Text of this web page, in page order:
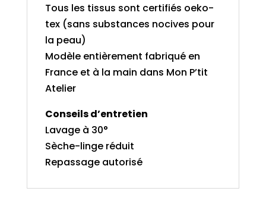
Tous les tissus sont certifiés oeko-
tex (sans substances nocives pour
la peau)
Modèle entièrement fabriqué en
France et à la main dans Mon P’tit
Atelier
Conseils d’entretien
Lavage à 30°
Sèche-linge réduit
Repassage autorisé